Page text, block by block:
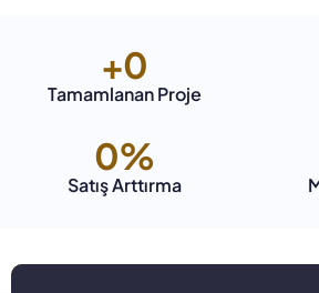
Tamamlanan Proje
+0
Satış Arttırma
0%